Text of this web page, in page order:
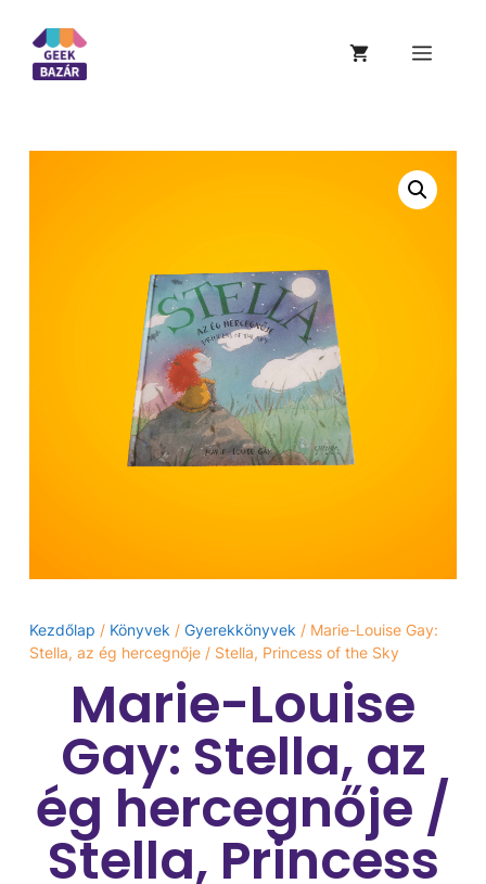
Kezdőlap / Könyvek / Gyerekkönyvek / Marie-Louise Gay:
Stella, ​az ég hercegnője / Stella, Princess of the Sky
Marie-Louise
Gay: Stella, ​az
ég hercegnője /
Stella, Princess